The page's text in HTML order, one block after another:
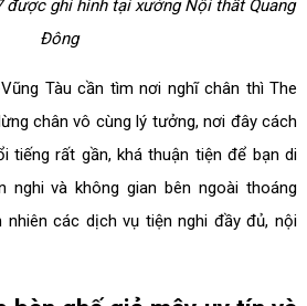
được ghi hình tại xưởng Nội thất Quang
Đông
Tàu cần tìm nơi nghĩ chân thì The
chân vô cùng lý tưởng, nơi đây cách
tiếng rất gần, khá thuận tiện để bạn di
nghi và không gian bên ngoài thoáng
nhiên các dịch vụ tiện nghi đầy đủ, nội